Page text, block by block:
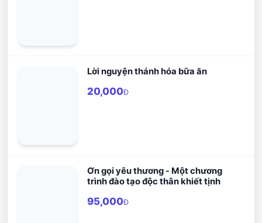
Lời nguyện thánh hóa bữa ăn
20,000Đ
Ơn gọi yêu thương - Một chương
trình đào tạo độc thân khiết tịnh
95,000Đ